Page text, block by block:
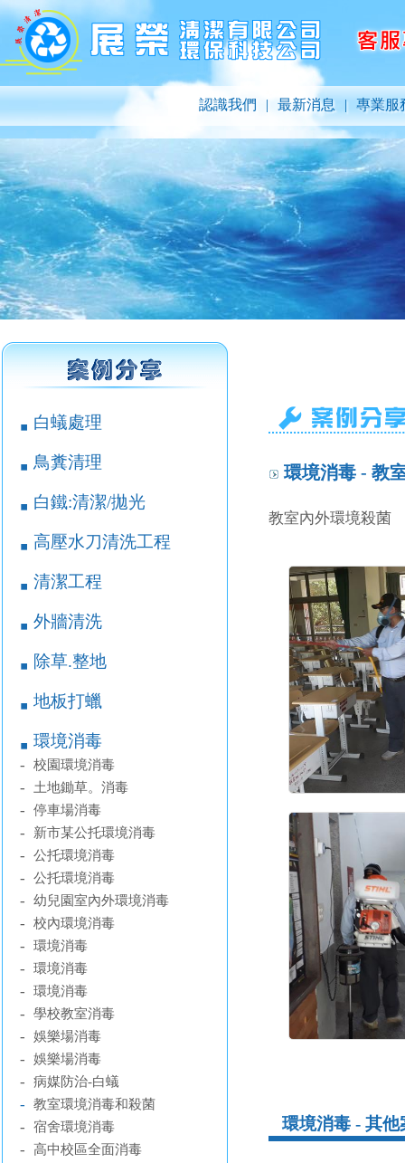
認識我們 | 最新消息 | 專業服
￭ 白蟻處理
￭ 鳥糞清理
￭ 白鐵:清潔/拋光
￭ 高壓水刀清洗工程
￭ 清潔工程
￭ 外牆清洗
￭ 除草.整地
￭ 地板打蠟
￭ 環境消毒
- 校園環境消毒
- 土地鋤草。消毒
- 停車場消毒
- 新市某公托環境消毒
- 公托環境消毒
- 公托環境消毒
- 幼兒園室內外環境消毒
- 校內環境消毒
- 環境消毒
- 環境消毒
- 環境消毒
- 學校教室消毒
- 娛樂場消毒
- 娛樂場消毒
- 病媒防治-白蟻
- 教室環境消毒和殺菌
- 宿舍環境消毒
- 高中校區全面消毒
環境消毒 - 教
教室內外環境殺菌
環境消毒 - 其他